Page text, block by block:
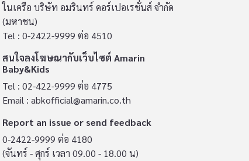
ในเครือ บริษัท อมรินทร์ คอร์เปอเรชั่นส์ จำกัด
(มหาชน)
Tel : 0-2422-9999 ต่อ 4510
สนใจลงโฆษณากับเว็บไซต์ Amarin
Baby&Kids
Tel : 02-422-9999 ต่อ 4775
Email : abkofficial@amarin.co.th
Report an issue or send feedback
0-2422-9999 ต่อ 4180
(จันทร์ - ศุกร์ เวลา 09.00 - 18.00 น)